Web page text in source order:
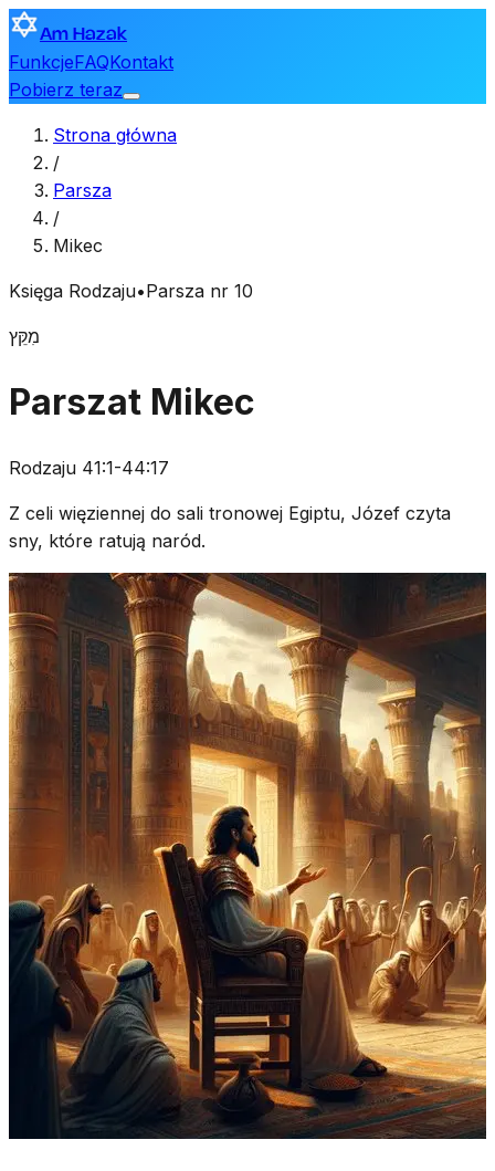
Am Hazak
FunkcjeFAQKontakt
Pobierz teraz
Strona główna
/
Parsza
/
Mikec
Księga Rodzaju•Parsza nr 10
מִקֵּץ
Parszat Mikec
Rodzaju 41:1-44:17
Z celi więziennej do sali tronowej Egiptu, Józef czyta
sny, które ratują naród.